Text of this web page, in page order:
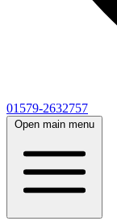
01579-2632757
Open main menu